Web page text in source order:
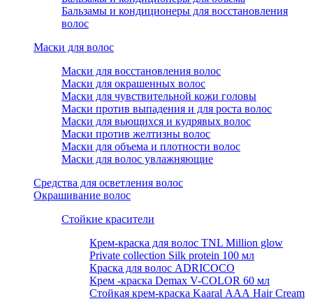
Бальзамы и кондиционеры для восстановления
волос
Маски для волос
Маски для восстановления волос
Маски для окрашенных волос
Маски для чувствительной кожи головы
Маски против выпадения и для роста волос
Маски для вьющихся и кудрявых волос
Маски против желтизны волос
Маски для объема и плотности волос
Маски для волос увлажняющие
Средства для осветления волос
Окрашивание волос
Стойкие красители
Крем-краска для волос TNL Million glow
Private collection Silk protein 100 мл
Краска для волос ADRICOCO
Крем -краска Demax V-COLOR 60 мл
Стойкая крем-краска Kaaral ААА Hair Cream